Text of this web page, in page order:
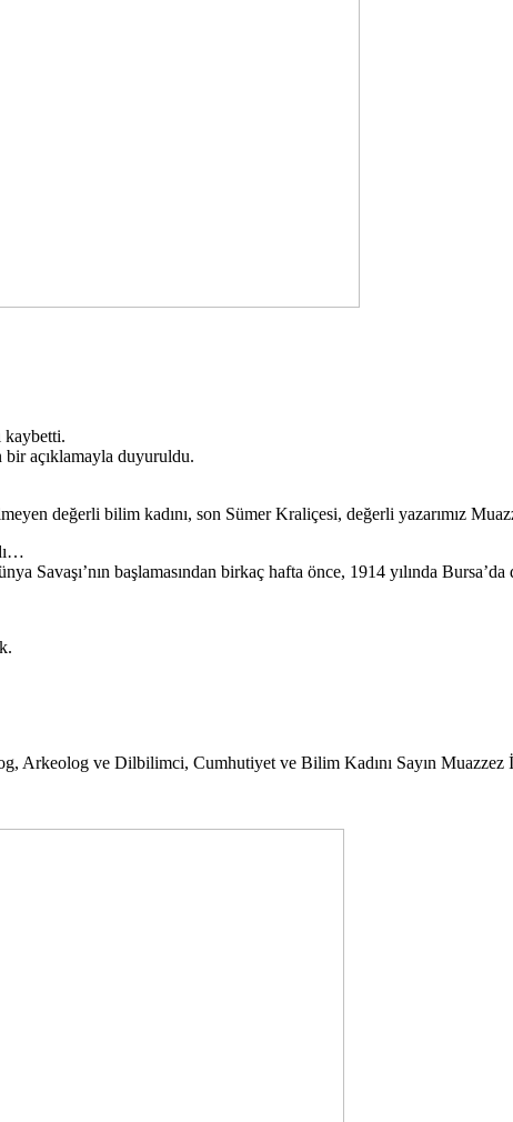
kaybetti.
bir açıklamayla duyuruldu.
değerli bilim kadını, son Sümer Kraliçesi, değerli yazarımız
Savaşı’nın başlamasından birkaç hafta önce, 1914 yılında Bursa’da
ve Dilbilimci, Cumhutiyet ve Bilim Kadını Sayın Muazzez